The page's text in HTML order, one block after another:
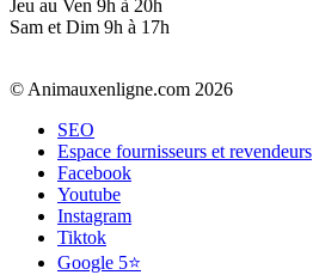
Jeu au Ven 9h à 20h
Sam et Dim 9h à 17h
© Animauxenligne.com 2026
SEO
Espace fournisseurs et revendeurs
Facebook
Youtube
Instagram
Tiktok
Google 5⭐